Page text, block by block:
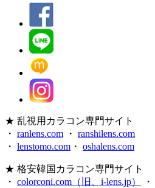
★ 乱視用カラコン専門サイト
・ ranlens.com ・ ranshilens.com
・ lenstomo.com ・ oshalens.com
★ 格安韓国カラコン専門サイト
・ colorconi.com（旧、i-lens.jp） ・